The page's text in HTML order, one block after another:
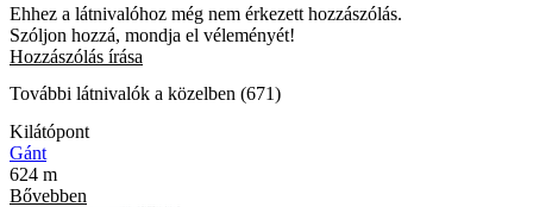
Ehhez a látnivalóhoz még nem érkezett hozzászólás.
Szóljon hozzá, mondja el véleményét!
Hozzászólás írása
További látnivalók a közelben (671)
Kilátópont
Gánt
624 m
Bővebben